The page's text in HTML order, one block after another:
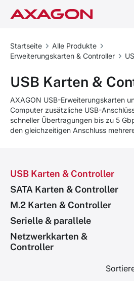
Startseite
Alle Produkte
Erweiterungskarten & Controller
USB Karten &
AXAGON USB-Erweiterungskarten
Computer zusätzliche USB-
schneller Übertragungen bis zu 5
den gleichzeitigen Anschluss
USB Karten & Controller
SATA Karten & Controller
M.2 Karten & Controller
Serielle & parallele
Netzwerkkarten &
Controller